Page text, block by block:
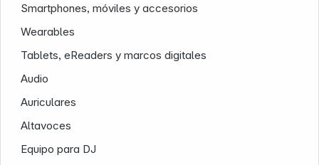
Smartphones, móviles y accesorios
Wearables
Tablets, eReaders y marcos digitales
Audio
Auriculares
Altavoces
Equipo para DJ